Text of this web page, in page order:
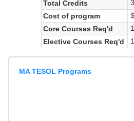
Total Credits
Cost of program
Core Courses Req'd
Elective Courses Req'd
MA TESOL Programs